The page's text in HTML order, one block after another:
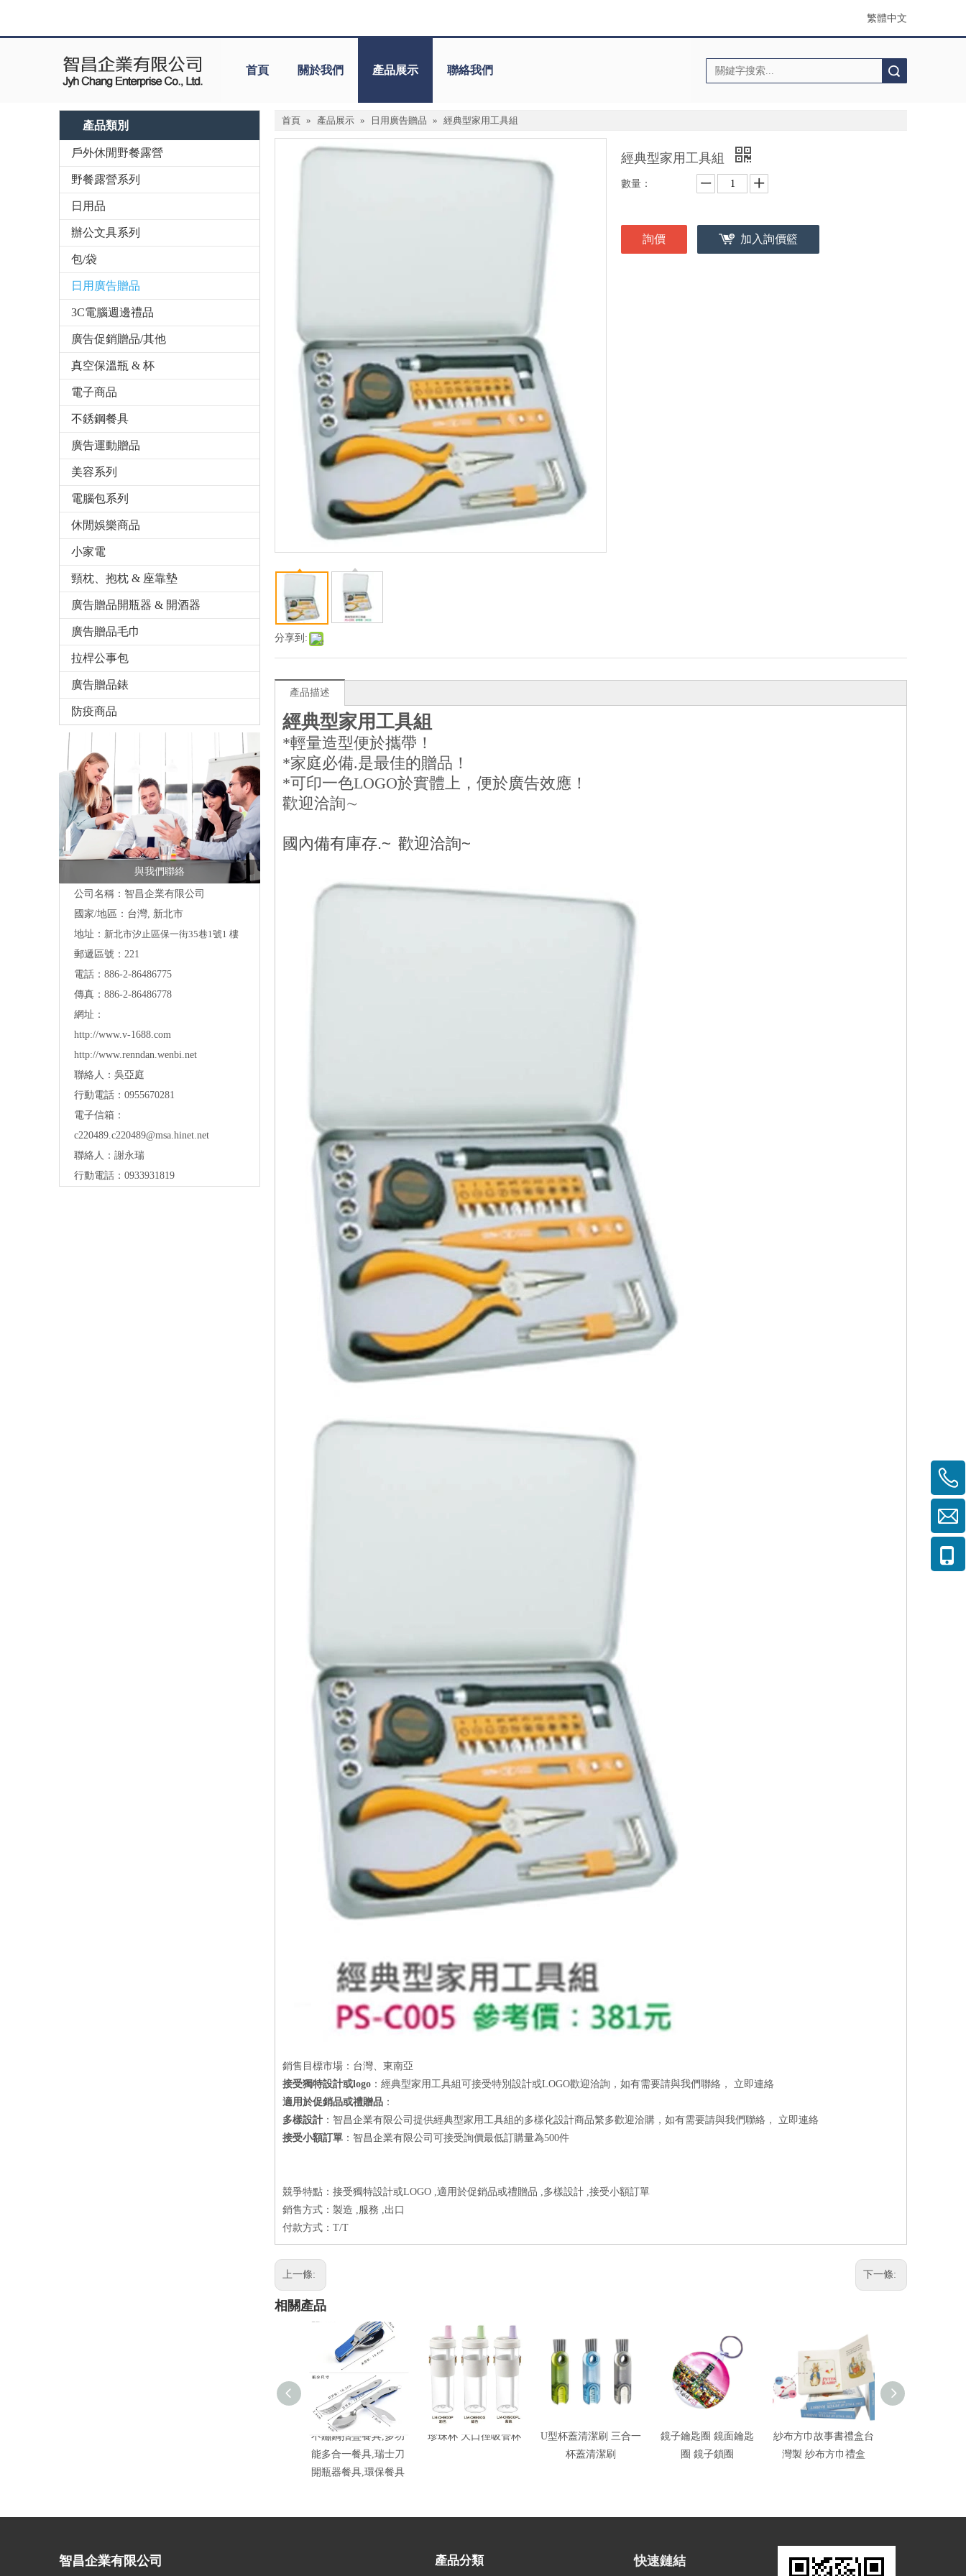
繁體中文
首頁 關於我們 產品展示 聯絡我們
產品類別
戶外休閒野餐露營
野餐露營系列
日用品
辦公文具系列
包/袋
日用廣告贈品
3C電腦週邊禮品
廣告促銷贈品/其他
真空保溫瓶 & 杯
電子商品
不銹鋼餐具
廣告運動贈品
美容系列
電腦包系列
休閒娛樂商品
小家電
頸枕、抱枕 & 座靠墊
廣告贈品開瓶器 & 開酒器
廣告贈品毛巾
拉桿公事包
廣告贈品錶
防疫商品
與我們聯絡
公司名稱：智昌企業有限公司
國家/地區：台灣, 新北市
地址： 新北市汐止區保一街35巷1號1 樓
郵遞區號：221
電話：886-2-86486775
傳真：886-2-86486778
網址：
http://www.v-1688.com
http://www.renndan.wenbi.net
聯絡人：吳亞庭
行動電話：0955670281
電子信箱：
c220489.c220489@msa.hinet.net
聯絡人：謝永瑞
行動電話：0933931819
首頁 » 產品展示 » 日用廣告贈品 » 經典型家用工具組
分享到:
經典型家用工具組
數量：
詢價 加入詢價籃
產品描述
經典型家用工具組
*輕量造型便於攜帶！
*家庭必備.是最佳的贈品！
*可印一色LOGO於實體上，便於廣告效應！
歡迎洽詢∼
國內備有庫存.~ 歡迎洽詢~
銷售目標市場：台灣、東南亞
接受獨特設計或logo ：經典型家用工具組可接受特別設計或LOGO歡迎洽詢，如有需要請與我們聯絡， 立即連絡
適用於促銷品或禮贈品 ：
多樣設計 ：智昌企業有限公司提供經典型家用工具組的多樣化設計商品繁多歡迎洽購，如有需要請與我們聯絡， 立即連絡
接受小額訂單 ：智昌企業有限公司可接受詢價最低訂購量為500件
競爭特點：接受獨特設計或LOGO ,適用於促銷品或禮贈品 ,多樣設計 ,接受小額訂單
銷售方式：製造 ,服務 ,出口
付款方式：T/T
上一條: 下一條:
相關產品
不鏽鋼摺疊餐具,多功
能多合一餐具,瑞士刀
開瓶器餐具,環保餐具
珍珠杯 大口徑吸管杯
U型杯蓋清潔刷 三合一
杯蓋清潔刷
鏡子鑰匙圈 鏡面鑰匙
圈 鏡子鎖圈
紗布方巾故事書禮盒台
灣製 紗布方巾禮盒
智昌企業有限公司 產品分類 快速鏈結